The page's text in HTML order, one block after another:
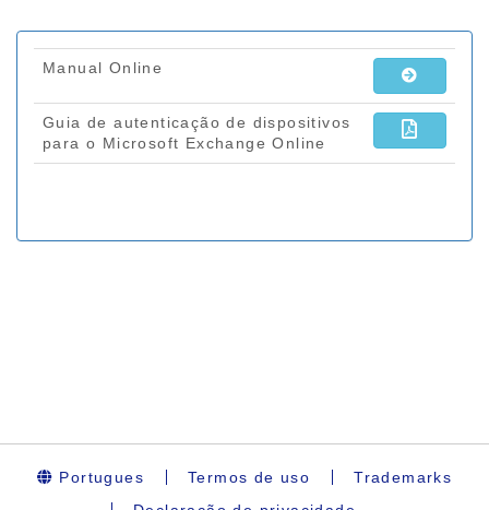
Portugues Termos de uso
Trademarks